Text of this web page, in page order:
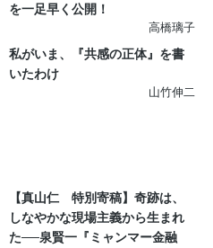
を一足早く公開！
高橋璃子
私がいま、『共感の正体』を書
いたわけ
山竹伸二
【真山仁 特別寄稿】奇跡は、
しなやかな現場主義から生まれ
た──泉賢一『ミャンマー金融